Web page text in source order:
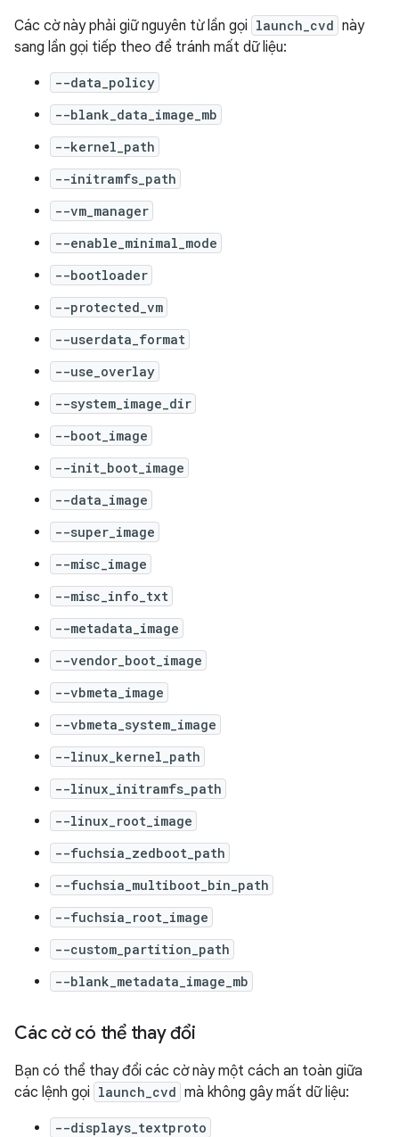
Các cờ này phải giữ nguyên từ lần gọi launch_cvd này
sang lần gọi tiếp theo để tránh mất dữ liệu:
--data_policy
--blank_data_image_mb
--kernel_path
--initramfs_path
--vm_manager
--enable_minimal_mode
--bootloader
--protected_vm
--userdata_format
--use_overlay
--system_image_dir
--boot_image
--init_boot_image
--data_image
--super_image
--misc_image
--misc_info_txt
--metadata_image
--vendor_boot_image
--vbmeta_image
--vbmeta_system_image
--linux_kernel_path
--linux_initramfs_path
--linux_root_image
--fuchsia_zedboot_path
--fuchsia_multiboot_bin_path
--fuchsia_root_image
--custom_partition_path
--blank_metadata_image_mb
Các cờ có thể thay đổi
Bạn có thể thay đổi các cờ này một cách an toàn giữa
các lệnh gọi launch_cvd mà không gây mất dữ liệu:
--displays_textproto